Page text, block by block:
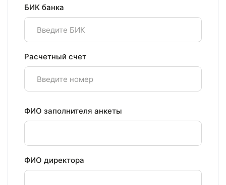
БИК банка
Расчетный счет
ФИО заполнителя анкеты
ФИО директора